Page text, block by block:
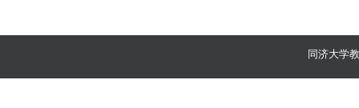
同济大学